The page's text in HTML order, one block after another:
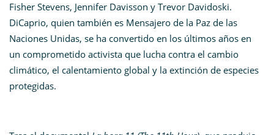
Fisher Stevens, Jennifer Davisson y Trevor Davidoski.
DiCaprio, quien también es Mensajero de la Paz de las
Naciones Unidas, se ha convertido en los últimos años en
un comprometido activista que lucha contra el cambio
climático, el calentamiento global y la extinción de especies
protegidas.